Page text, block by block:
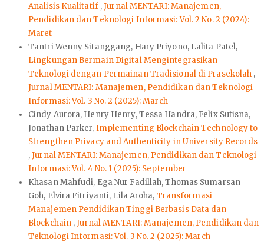
Analisis Kualitatif ,Jurnal MENTARI: Manajemen,
Pendidikan dan Teknologi Informasi: Vol. 2 No. 2 (2024):
Maret
Tantri Wenny Sitanggang, Hary Priyono, Lalita Patel,
Lingkungan Bermain Digital Mengintegrasikan
Teknologi dengan Permainan Tradisional di Prasekolah ,
Jurnal MENTARI: Manajemen, Pendidikan dan Teknologi
Informasi: Vol. 3 No. 2 (2025): March
Cindy Aurora, Henry Henry, Tessa Handra, Felix Sutisna,
Jonathan Parker, Implementing Blockchain Technology to
Strengthen Privacy and Authenticity in University Records
,Jurnal MENTARI: Manajemen, Pendidikan dan Teknologi
Informasi: Vol. 4 No. 1 (2025): September
Khasan Mahfudi, Ega Nur Fadillah, Thomas Sumarsan
Goh, Elvira Fitriyanti, Lila Aroha, Transformasi
Manajemen Pendidikan Tinggi Berbasis Data dan
Blockchain ,Jurnal MENTARI: Manajemen, Pendidikan dan
Teknologi Informasi: Vol. 3 No. 2 (2025): March